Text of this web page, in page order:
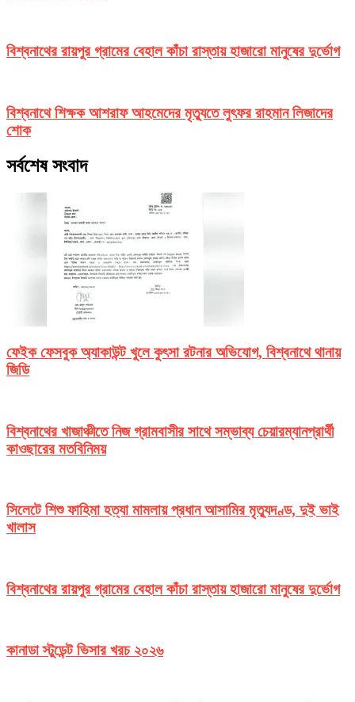
বিশ্বনাথের রায়পুর গ্রামের বেহাল কাঁচা রাস্তায় হাজারো মানুষের দুর্ভোগ
বিশ্বনাথে শিক্ষক আশরাফ আহমেদের মৃত্যুতে লুৎফর রাহমান লিজাদের
শোক
সর্বশেষ সংবাদ
ফেইক ফেসবুক অ্যাকাউন্ট খুলে কুৎসা রটনার অভিযোগ, বিশ্বনাথে থানায়
জিডি
বিশ্বনাথের খাজাঞ্চীতে নিজ গ্রামবাসীর সাথে সম্ভাব্য চেয়ারম্যানপ্রার্থী
কাওছারের মতবিনিময়
সিলেটে শিশু ফাহিমা হত্যা মামলায় প্রধান আসামির মৃত্যুদণ্ড, দুই ভাই
খালাস
বিশ্বনাথের রায়পুর গ্রামের বেহাল কাঁচা রাস্তায় হাজারো মানুষের দুর্ভোগ
কানাডা স্টুডেন্ট ভিসার খরচ ২০২৬